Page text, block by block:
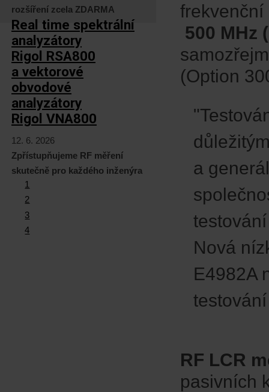
500 MHz
(Option
a
Nová
E4982A
RF LCR
pasivních
rozšíření zcela ZDARMA
Real time spektrální
analyzátory
Rigol RSA800
a vektorové
obvodové
analyzátory
Rigol VNA800
12. 6. 2026
Zpřístupňujeme RF měření
skutečně pro každého inženýra
1
2
3
4